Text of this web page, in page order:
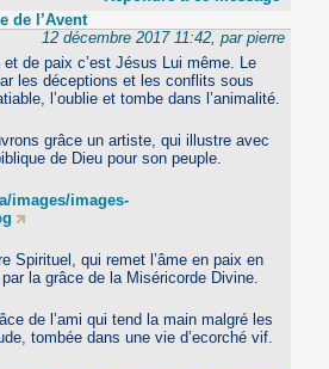
de l’Avent
12 décembre 2017 11:42, par pierre
et de paix c’est Jésus Lui même. Le
les déceptions et les conflits sous
l’oublie et tombe dans l’animalité.
grâce un artiste, qui illustre avec
de Dieu pour son peuple.
images/images-
Spirituel, qui remet l’âme en paix en
la grâce de la Miséricorde Divine.
de l’ami qui tend la main malgré les
tombée dans une vie d’ecorché vif.